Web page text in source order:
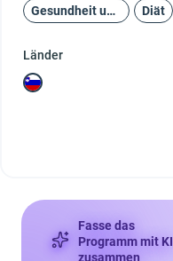
Gesundheit und Schönheit Diät
Länder
Fasse das
Programm mit KI
zusammen